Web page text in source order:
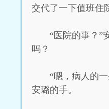
交代了一下值班住
“医院的事？”
吗？
“嗯，病人的
安璐的手。